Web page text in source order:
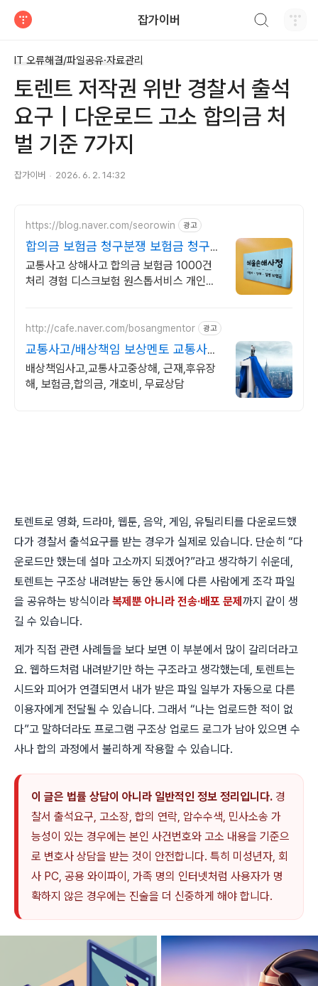
잡가이버
IT 오류해결/파일공유·자료관리
토렌트 저작권 위반 경찰서 출석
요구｜다운로드 고소 합의금 처
벌 기준 7가지
잡가이버 2026. 6. 2. 14:32
https://blog.naver.com/seorowin 광고
합의금 보험금 청구분쟁 보험금 청구부
터 지급까지
교통사고 상해사고 합의금 보험금 1000건
처리 경험 디스크보험 원스톱서비스 개인보
http://cafe.naver.com/bosangmentor 광고
교통사고/배상책임 보상멘토 교통사고
중상해 보험분쟁해결
배상책임사고,교통사고중상해, 근재,후유장
해, 보험금,합의금, 개호비, 무료상담
토렌트로 영화, 드라마, 웹툰, 음악, 게임, 유틸리티를 다운로드했
다가 경찰서 출석요구를 받는 경우가 실제로 있습니다. 단순히 “다
운로드만 했는데 설마 고소까지 되겠어?”라고 생각하기 쉬운데,
토렌트는 구조상 내려받는 동안 동시에 다른 사람에게 조각 파일
을 공유하는 방식이라 복제뿐 아니라 전송·배포 문제 까지 같이 생
길 수 있습니다.
제가 직접 관련 사례들을 보다 보면 이 부분에서 많이 갈리더라고
요. 웹하드처럼 내려받기만 하는 구조라고 생각했는데, 토렌트는
시드와 피어가 연결되면서 내가 받은 파일 일부가 자동으로 다른
이용자에게 전달될 수 있습니다. 그래서 “나는 업로드한 적이 없
다”고 말하더라도 프로그램 구조상 업로드 로그가 남아 있으면 수
사나 합의 과정에서 불리하게 작용할 수 있습니다.
이 글은 법률 상담이 아니라 일반적인 정보 정리입니다. 경
찰서 출석요구, 고소장, 합의 연락, 압수수색, 민사소송 가
능성이 있는 경우에는 본인 사건번호와 고소 내용을 기준으
로 변호사 상담을 받는 것이 안전합니다. 특히 미성년자, 회
사 PC, 공용 와이파이, 가족 명의 인터넷처럼 사용자가 명
확하지 않은 경우에는 진술을 더 신중하게 해야 합니다.